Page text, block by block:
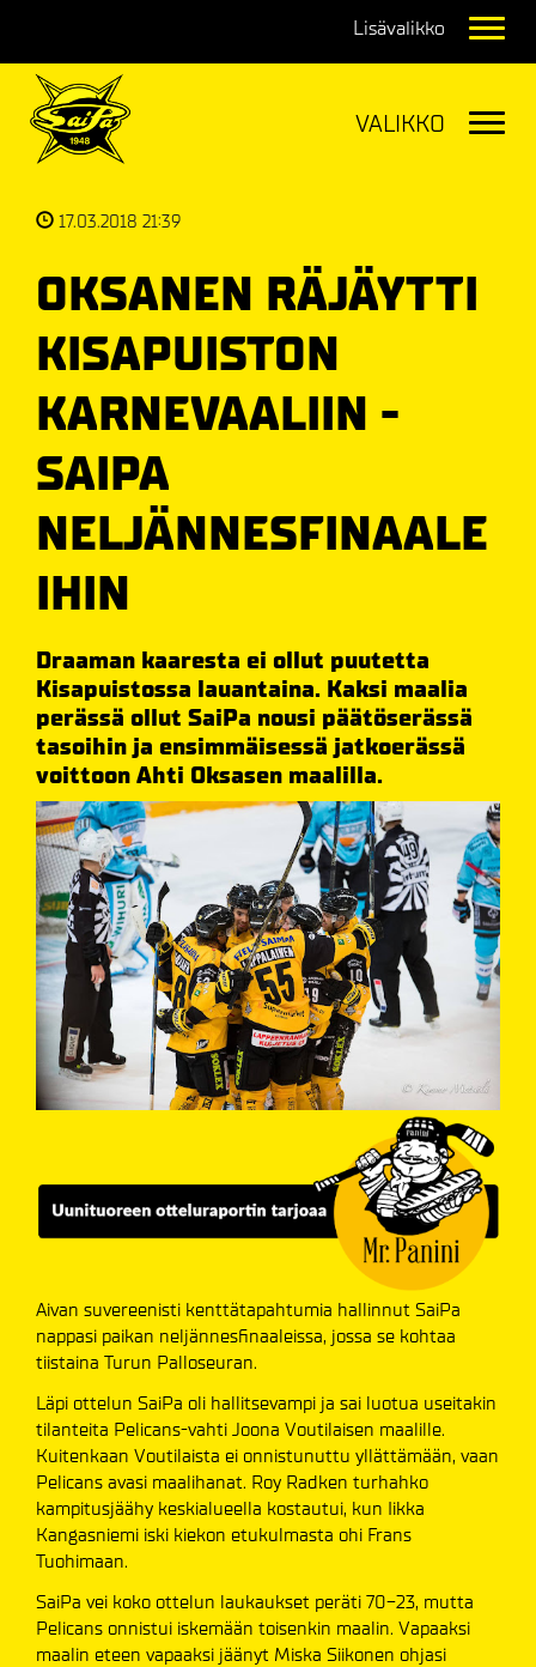
17.03.2018 21:39
OKSANEN RÄJÄYTTI
KISAPUISTON
KARNEVAALIIN -
SAIPA
NELJÄNNESFINAALE
IHIN
Draaman kaaresta ei ollut puutetta
Kisapuistossa lauantaina. Kaksi maalia
perässä ollut SaiPa nousi päätöserässä
tasoihin ja ensimmäisessä jatkoerässä
voittoon Ahti Oksasen maalilla.
Aivan suvereenisti kenttätapahtumia hallinnut SaiPa
nappasi paikan neljännesfinaaleissa, jossa se kohtaa
tiistaina Turun Palloseuran.
Läpi ottelun SaiPa oli hallitsevampi ja sai luotua useitakin
tilanteita Pelicans-vahti Joona Voutilaisen maalille.
Kuitenkaan Voutilaista ei onnistunuttu yllättämään, vaan
Pelicans avasi maalihanat. Roy Radken turhahko
kampitusjäähy keskialueella kostautui, kun Iikka
Kangasniemi iski kiekon etukulmasta ohi Frans
Tuohimaan.
SaiPa vei koko ottelun laukaukset peräti 70-23, mutta
Pelicans onnistui iskemään toisenkin maalin. Vapaaksi
maalin eteen vapaaksi jäänyt Miska Siikonen ohjasi